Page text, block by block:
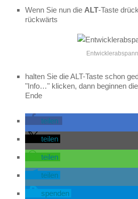
Wenn Sie nun die ALT-Taste
rückwärts
Entwicklerabspann
halten Sie die ALT-Taste schon
"Info…" klicken, dann beginnen
Ende
teilen
teilen
teilen
teilen
spenden